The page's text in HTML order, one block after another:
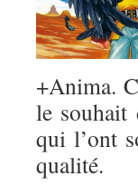
+Anima.
le souhait
qui l’ont
qualité.